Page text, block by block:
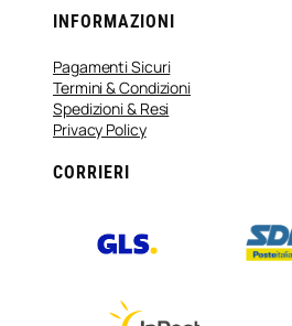
INFORMAZIONI
Pagamenti Sicuri
Termini & Condizioni
Spedizioni & Resi
Privacy Policy
CORRIERI